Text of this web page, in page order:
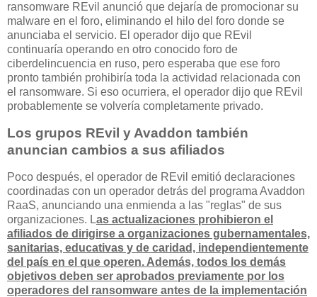
ransomware REvil anunció que dejaría de promocionar su
malware en el foro, eliminando el hilo del foro donde se
anunciaba el servicio. El operador dijo que REvil
continuaría operando en otro conocido foro de
ciberdelincuencia en ruso, pero esperaba que ese foro
pronto también prohibiría toda la actividad relacionada con
el ransomware. Si eso ocurriera, el operador dijo que REvil
probablemente se volvería completamente privado.
Los grupos REvil y Avaddon también
anuncian cambios a sus afiliados
Poco después, el operador de REvil emitió declaraciones
coordinadas con un operador detrás del programa Avaddon
RaaS, anunciando una enmienda a las "reglas" de sus
organizaciones. Las actualizaciones prohibieron el
afiliados de dirigirse a organizaciones gubernamentales,
sanitarias, educativas y de caridad, independientemente
del país en el que operen. Además, todos los demás
objetivos deben ser aprobados previamente por los
operadores del ransomware antes de la implementación